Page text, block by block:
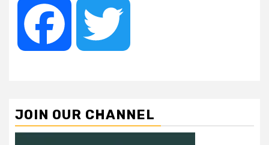
Facebook
JOIN OUR CHANNEL